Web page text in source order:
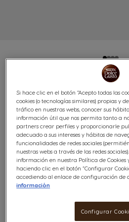
CAFÉ CON
96 CÁPSULAS
Robusto & tostado
(137)
Cápsulas:x96
Descubre el café con leche
Gusto®, una combinación de
Si hace clic en el botón “Acepto todas las
cookies (o tecnologías similares) propias y
tráfico en nuestras webs, conocer sus
información útil que nos permita tanto a
partners crear perfiles y proporcionarle
adecuado a sus intereses y hábitos de
funcionalidades de redes sociales
nuestras webs a través de las redes
información en nuestra Política de
haciendo clic en el botón “Configurar
accediendo al enlace de configuración de
información
Configurar